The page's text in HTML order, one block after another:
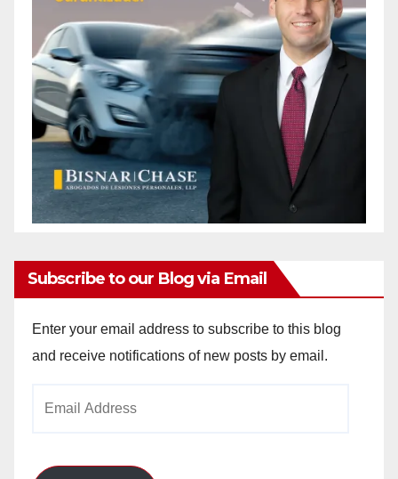
Subscribe to our Blog via Email
Enter your email address to subscribe to this blog
and receive notifications of new posts by email.